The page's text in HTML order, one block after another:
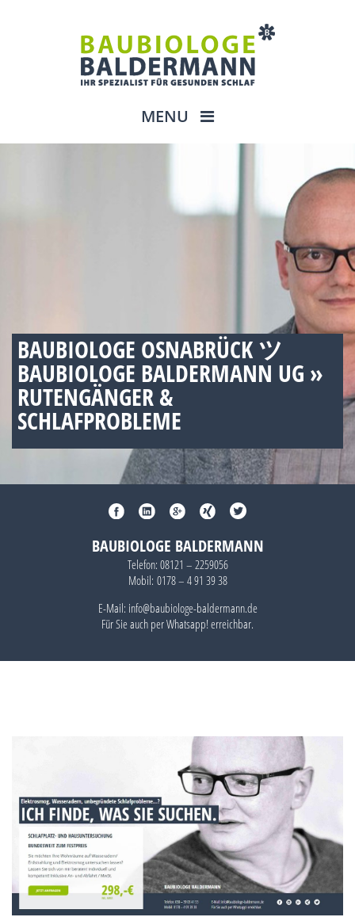
MENU
BAUBIOLOGE OSNABRÜCK ツ
BAUBIOLOGE BALDERMANN UG »
RUTENGÄNGER &
SCHLAFPROBLEME
BAUBIOLOGE BALDERMANN
Telefon: 08121 – 2259056
Mobil: 0178 – 4 91 39 38
E-Mail: info@baubiologe-baldermann.de
Für Sie auch perWhatsapp!erreichbar.